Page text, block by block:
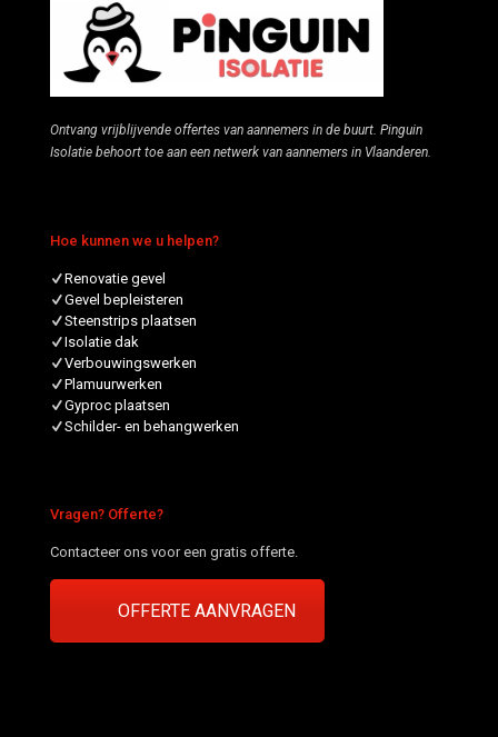
Ontvang vrijblijvende offertes van aannemers in de buurt. Pinguin
Isolatie behoort toe aan een netwerk van aannemers in Vlaanderen.
Hoe kunnen we u helpen?
Renovatie gevel
Gevel bepleisteren
Steenstrips plaatsen
Isolatie dak
Verbouwingswerken
Plamuurwerken
Gyproc plaatsen
Schilder- en behangwerken
Vragen? Offerte?
Contacteer ons voor een gratis offerte.
OFFERTE AANVRAGEN